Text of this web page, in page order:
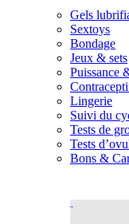
Gels
Sextoys
Bondage
Jeux & sets
Puissance
Lingerie
Suivi du
Tests de
Tests
Bons &